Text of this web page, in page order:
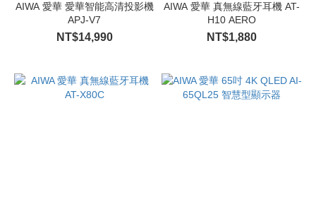
AIWA 愛華 愛華智能高清投影機
APJ-V7
NT$14,990
AIWA 愛華 真無線藍牙耳機 AT-
H10 AERO
NT$1,880